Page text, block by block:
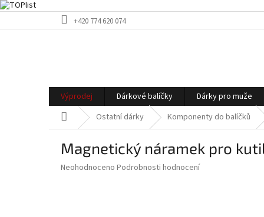
na
+420 774 620 074
Výprodej Dárkové balíčky Dárky pro muže
Domů Ostatní dárky Komponenty do balíčků
Magnetický náramek pro
Průměrné
Neohodnoceno Podrobnosti hodnocení